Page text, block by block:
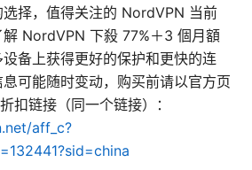
择，值得关注的 NordVPN 当前
NordVPN 下殺 77%＋3 個月額
备上获得更好的保护和更快的连
可能随时变动，购买前请以官方页
扣链接（同一个链接）：
aff_c?